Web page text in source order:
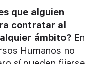
que alguien
contratar al
ámbito? En
Humanos no